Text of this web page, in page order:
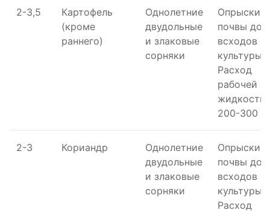
2-3,5
Картофель
(кроме
раннего)
Однолетние
двудольные
и злаковые
сорняки
почвы до
всходов
культуры.
Расход
рабочей
жидкости
200-300
2-3 Кориандр
Однолетние
двудольные
и злаковые
сорняки
почвы до
всходов
культуры.
Расход